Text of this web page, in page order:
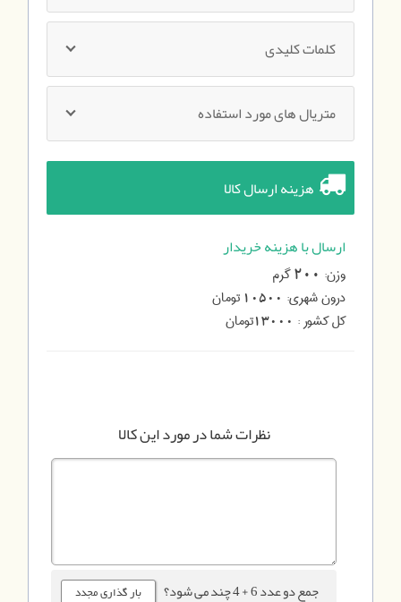
کلمات کلیدی
متریال های مورد استفاده
هزینه ارسال کالا
ارسال با هزینه خریدار
وزن:
گرم
درون شهری: 10500 تومان
کل کشور : 13000تومان
نظرات شما در مورد این کالا
جمع دو عدد 6 + 4 چند می شود؟